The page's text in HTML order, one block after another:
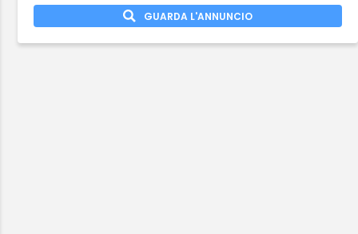
GUARDA L'ANNUNCIO